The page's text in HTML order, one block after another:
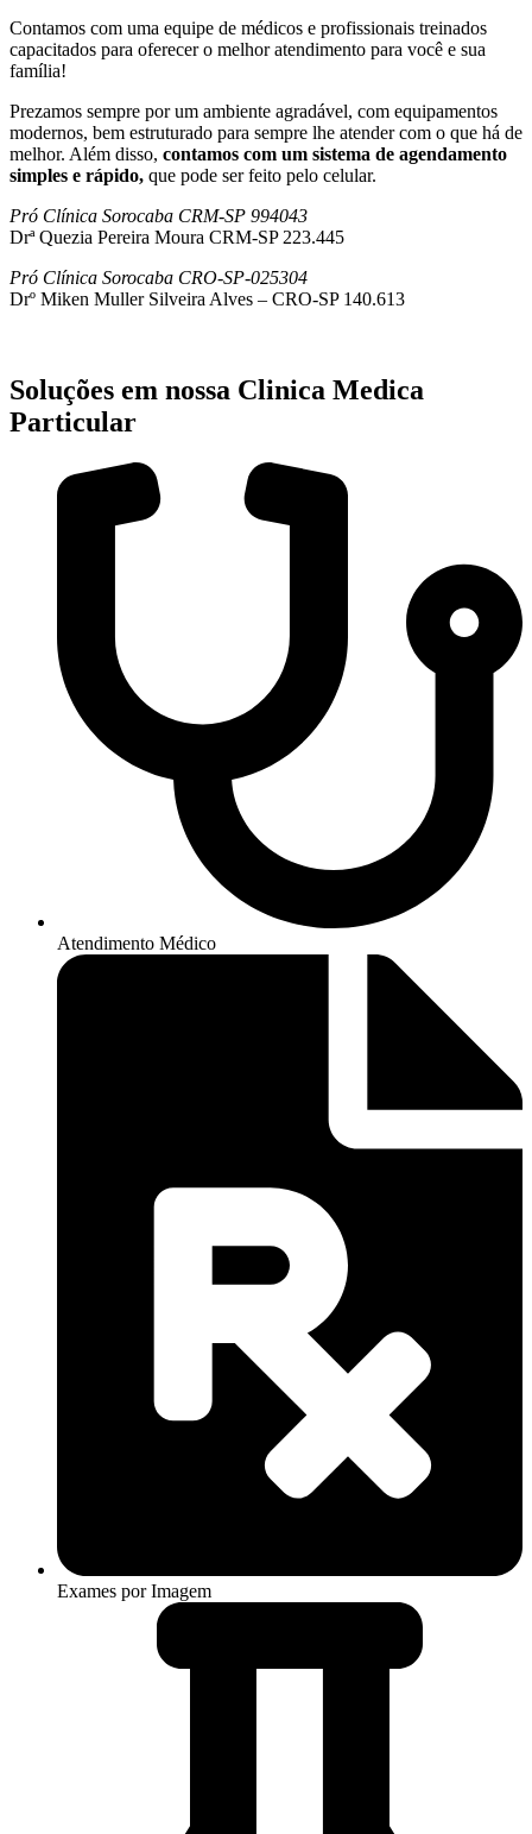
Contamos com uma equipe de médicos e profissionais treinados
capacitados para oferecer o melhor atendimento para você e sua
família!
Prezamos sempre por um ambiente agradável, com equipamentos
modernos, bem estruturado para sempre lhe atender com o que há de
melhor. Além disso, contamos com um sistema de agendamento
simples e rápido, que pode ser feito pelo celular.
Pró Clínica Sorocaba CRM-SP 994043
Drª Quezia Pereira Moura CRM-SP 223.445
Pró Clínica Sorocaba CRO-SP-025304
Drº Miken Muller Silveira Alves – CRO-SP 140.613
Soluções em nossa Clinica Medica
Particular
Atendimento Médico
Exames por Imagem